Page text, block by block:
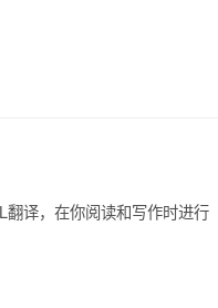
译，在你阅读和写作时进行